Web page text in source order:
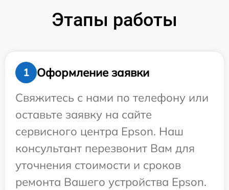
Этапы работы
1
Оформление заявки
Свяжитесь с нами по телефону или
оставьте заявку на сайте
сервисного центра Epson. Наш
консультант перезвонит Вам для
уточнения стоимости и сроков
ремонта Вашего устройства Epson.